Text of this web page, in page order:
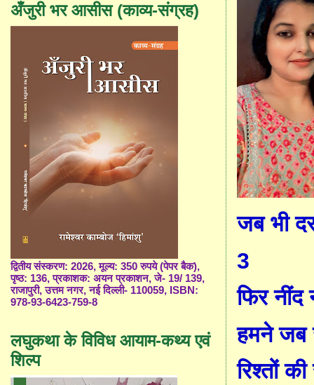
जब भी
3
फिर
हमने जब
रिश्तों
अँजुरी भर आसीस (काव्य-संग्रह)
द्वितीय संस्करण: 2026, मूल्य: 350 रुपये (पेपर बैक),
पृष्ठ: 136, प्रकाशक: अयन प्रकाशन, जे- 19/ 139,
राजापुरी, उत्तम नगर, नई दिल्ली- 110059, ISBN:
978-93-6423-759-8
लघुकथा के विविध आयाम-कथ्य एवं
शिल्प